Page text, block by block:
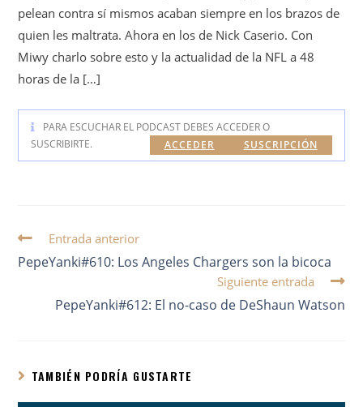
pelean contra sí mismos acaban siempre en los brazos de
quien les maltrata. Ahora en los de Nick Caserio. Con
Miwy charlo sobre esto y la actualidad de la NFL a 48
horas de la […]
PARA ESCUCHAR EL PODCAST DEBES ACCEDER O
SUSCRIBIRTE.
SUSCRIPCIÓN
ACCEDER
Entrada anterior
PepeYanki#610: Los Angeles Chargers son la bicoca
Siguiente entrada
PepeYanki#612: El no-caso de DeShaun Watson
TAMBIÉN PODRÍA GUSTARTE